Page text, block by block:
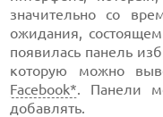
значительно со
ожидания,
появилась панель
которую можно
Facebook*. Панели
добавлять.